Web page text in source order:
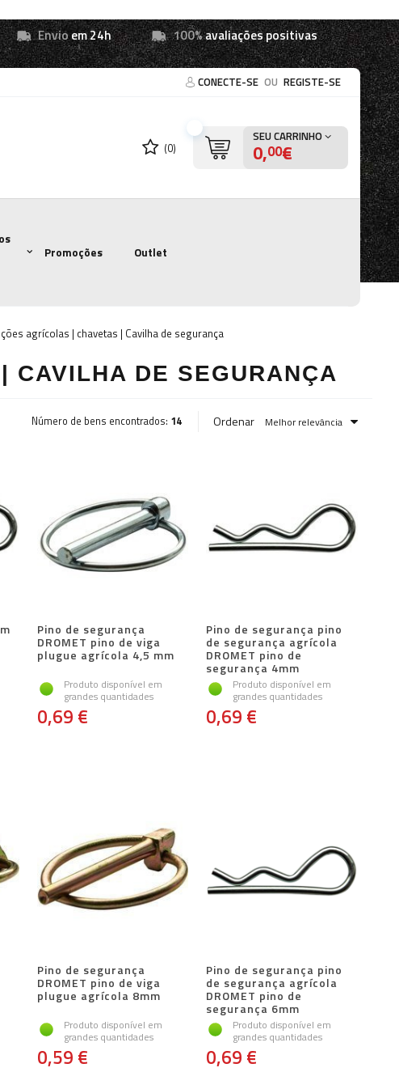
Envioem 24h 100%avaliações positivas
CONECTE-SE OU REGISTE-SE
(0)
SEU CARRINHO
0,00€
Promoções Outlet
agrícolas | chavetas | Cavilha de segurança
CAVILHA DE SEGURANÇA
Número de bens encontrados: 14 Ordenar Melhor relevância
Pino de segurança
DROMET pino de viga
plugue agrícola 4,5 mm
Produto disponível em
grandes quantidades
0,69 €
Pino de segurança pino
de segurança agrícola
DROMET pino de
segurança 4mm
Produto disponível em
grandes quantidades
0,69 €
Pino de segurança
DROMET pino de viga
plugue agrícola 8mm
Produto disponível em
grandes quantidades
0,59 €
Pino de segurança pino
de segurança agrícola
DROMET pino de
segurança 6mm
Produto disponível em
grandes quantidades
0,69 €